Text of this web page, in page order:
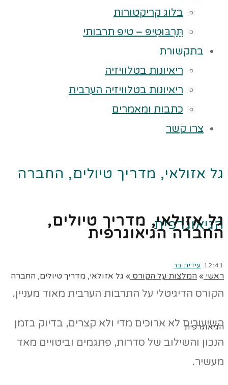
בלוג קריקטורות
תַּרְבּוּטִיפּ – טיפ תרבותי
בתקשורת
ריאיונות בטלוויזיה
ריאיונות בטלוויזיה הערבית
כתבות ומאמרים
צרו קשר
גל אזולאי, מדריך טיולים, החברה
הגיאוגרפית
ראשי » המלצות על הקורס » גל אזולאי, מדריך טיולים, החברה
הגיאוגרפית
גל אזולאי, מדריך טיולים,
החברה הגיאוגרפית
12:41 עידית בר
הקורס הדיגיטלי על התרבות הערבית מאוד מעניין.
השיעורים לא ארוכים מדי ולא קצרים, בדיוק בזמן
הנכון והשילוב של סדרות, פתגמים וביטויים מאד
מעשיר.